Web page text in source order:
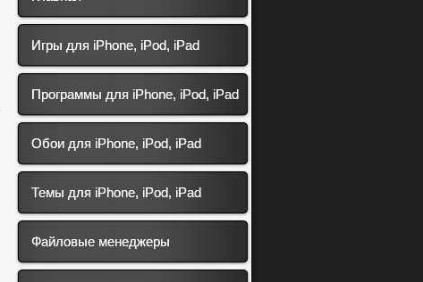
Игры для iPhone, iPod, iPad
Программы для iPhone, iPod, iPad
Обои для iPhone, iPod, iPad
Темы для iPhone, iPod, iPad
Файловые менеджеры